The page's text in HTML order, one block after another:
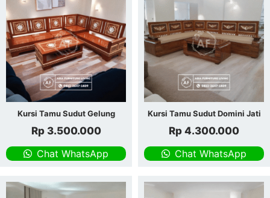
Kursi Tamu Sudut Gelung
Rp3.500.000
Chat WhatsApp
Kursi Tamu Sudut Domini Jati
Rp 4.300.000
Chat WhatsApp